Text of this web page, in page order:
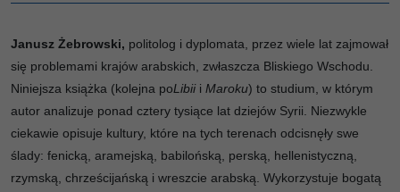
Janusz Żebrowski, politolog i dyplomata, przez wiele lat zajmował
się problemami krajów arabskich, zwłaszcza Bliskiego Wschodu.
Niniejsza książka (kolejna poLibii i Maroku) to studium, w którym
autor analizuje ponad cztery tysiące lat dziejów Syrii. Niezwykle
ciekawie opisuje kultury, które na tych terenach odcisnęły swe
ślady: fenicką, aramejską, babilońską, perską, hellenistyczną,
rzymską, chrześcijańską i wreszcie arabską. Wykorzystuje bogatą